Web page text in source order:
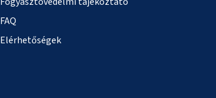
FAQ
Elérhetőségek